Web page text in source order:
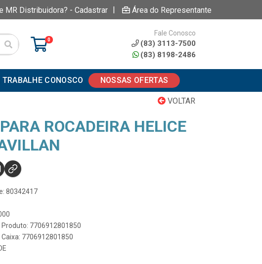
MR Distribuidora? - Cadastrar | Área do Representante
0
Fale Conosco
(83) 3113-7500
(83) 8198-2486
TRABALHE CONOSCO NOSSAS OFERTAS
VOLTAR
ROCADEIRA HELICE
80342417
7706912801850
7706912801850